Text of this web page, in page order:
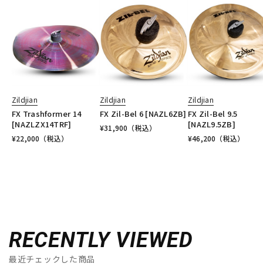
Zildjian
FX Trashformer 14
[NAZLZX14TRF]
¥22,000 （税込）
Zildjian
FX Zil-Bel 6 [NAZL6ZB]
¥31,900 （税込）
Zildjian
FX Zil-Bel 9.5
[NAZL9.5ZB]
¥46,200 （税込）
RECENTLY VIEWED
最近チェックした商品